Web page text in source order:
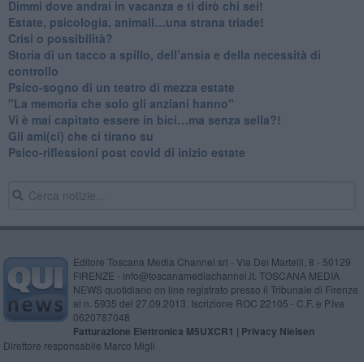
Dimmi dove andrai in vacanza e ti dirò chi sei!
​Estate, psicologia, animali…una strana triade!
​Crisi o possibilità?
​Storia di un tacco a spillo, dell’ansia e della necessità di
controllo
​Psico-sogno di un teatro di mezza estate
"La memoria che solo gli anziani hanno"
​Vi è mai capitato essere in bici…ma senza sella?!
​Gli ami(ci) che ci tirano su
Psico-riflessioni post covid di inizio estate
Editore Toscana Media Channel srl - Via Dei Martelli, 8 - 50129
FIRENZE - info@toscanamediachannel.it. TOSCANA MEDIA
NEWS quotidiano on line registrato presso il Tribunale di Firenze
al n. 5935 del 27.09.2013. Iscrizione ROC 22105 - C.F. e P.Iva
0620787048
Fatturazione Elettronica M5UXCR1 | Privacy Nielsen
Direttore responsabile Marco Migli